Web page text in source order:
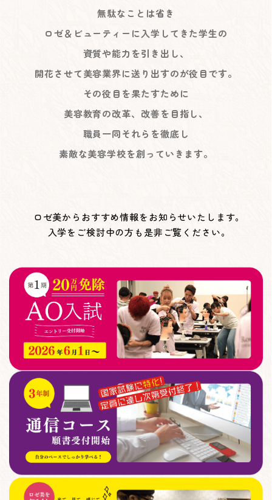
無駄なことは省き
ロゼ＆ビューティーに入学してきた学生の
資質や能力を引き出し、
開花させて美容業界に送り出すのが役目です。
その役目を果たすために
美容教育の改革、改善を目指し、
職員一同それらを徹底し
素敵な美容学校を創っていきます。
ロゼ美からおすすめ情報をお知らせいたします。
入学をご検討中の方も是非ご覧ください。